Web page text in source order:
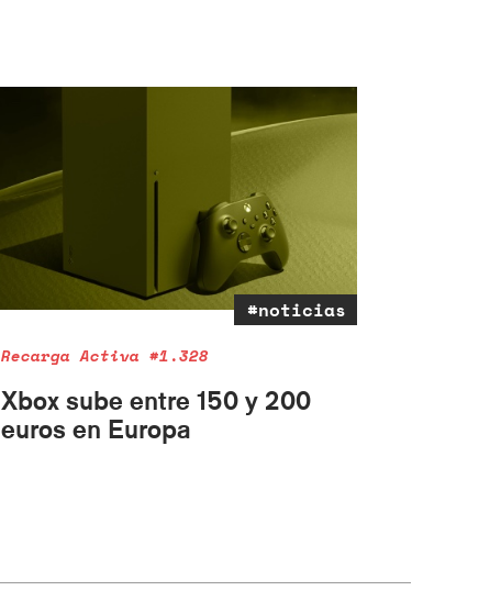
#noticias
Recarga Activa #1.328
Xbox sube entre 150 y 200
euros en Europa